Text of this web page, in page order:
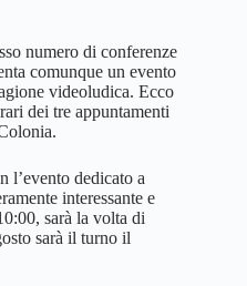
numero di conferenze
comunque un evento
videoludica. Ecco
dei tre appuntamenti
l’evento dedicato a
interessante e
sarà la volta di
sarà il turno il